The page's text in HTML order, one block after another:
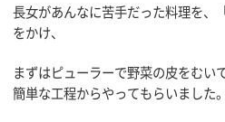
長女があんなに苦手だった料理を、
をかけ、
まずはピューラーで野菜の皮をむい
簡単な工程からやってもらいました。